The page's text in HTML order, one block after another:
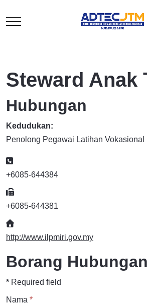
Mobile Menu Toggle
Steward Anak
Hubungan
Kedudukan:
Penolong Pegawai Latihan Vokasional
Telefon
+6085-644384
Faks
+6085-644381
Website
http://www.ilpmiri.gov.my
Borang Hubungan
* Required field
Nama *